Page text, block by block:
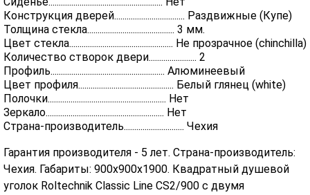
Конструкция дверей.................................. Раздвижные (Купе)
Толщина стекла.......................................... 3 мм.
Цвет стекла.................................................. Не прозрачное (chinchilla)
Количество створок двери....................... 2
Профиль....................................................... Алюминеевый
Цвет профиля.............................................. Белый глянец (white)
Полочки......................................................... Нет
Зеркало......................................................... Нет
Страна-производитель............................. Чехия
Гарантия производителя - 5 лет. Страна-производитель:
Чехия. Габариты: 900х900х1900. Квадратный душевой
уголок Roltechnik Classic Line CS2/900 с двумя